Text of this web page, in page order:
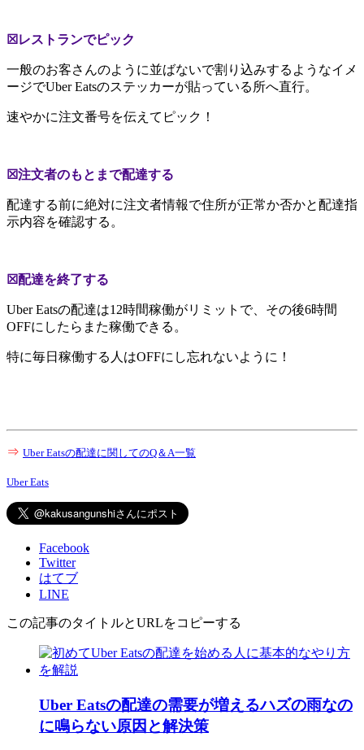
☒レストランでピック
一般のお客さんのように並ばないで割り込みするようなイメ
ージでUber Eatsのステッカーが貼っている所へ直行。
速やかに注文番号を伝えてピック！
☒注文者のもとまで配達する
配達する前に絶対に注文者情報で住所が正常か否かと配達指
示内容を確認する。
☒配達を終了する
Uber Eatsの配達は12時間稼働がリミットで、その後6時間
OFFにしたらまた稼働できる。
特に毎日稼働する人はOFFにし忘れないように！
⇒ Uber Eatsの配達に関してのQ＆A一覧
Uber Eats
Facebook
Twitter
はてブ
LINE
この記事のタイトルとURLをコピーする
Uber Eatsの配達の需要が増えるハズの雨なの
に鳴らない原因と解決策